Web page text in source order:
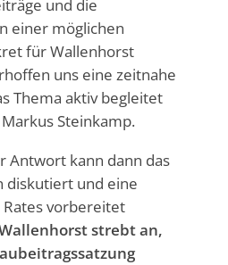
und die
einer möglichen
für Wallenhorst
uns eine zeitnahe
Thema aktiv begleitet
Steinkamp.
Antwort kann dann das
diskutiert und eine
Rates vorbereitet
Wallenhorst strebt an,